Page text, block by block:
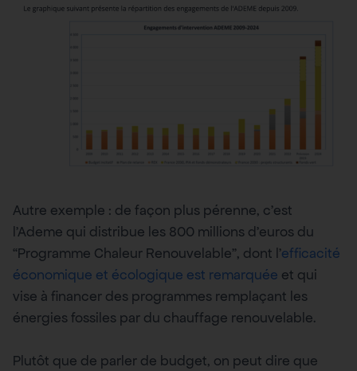
Autre exemple : de façon plus pérenne, c’est
l’Ademe qui distribue les 800 millions d’euros du
“Programme Chaleur Renouvelable”, dont l’efficacité
économique et écologique est remarquée et qui
vise à financer des programmes remplaçant les
énergies fossiles par du chauffage renouvelable.
Plutôt que de parler de budget, on peut dire que